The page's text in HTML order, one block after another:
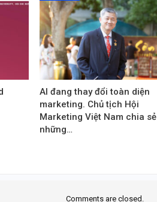
AI đang thay đổi toàn diện
marketing. Chủ tịch Hội
Marketing Việt Nam chia sẻ
những…
Comments are closed.